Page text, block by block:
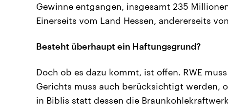
Gewinne entgangen, insgesamt 235
Einerseits vom Land Hessen, andererseits
Besteht überhaupt ein Haftungsgrund?
Doch ob es dazu kommt, ist offen. RWE
Gerichts muss auch berücksichtigt werden,
in Biblis statt dessen die